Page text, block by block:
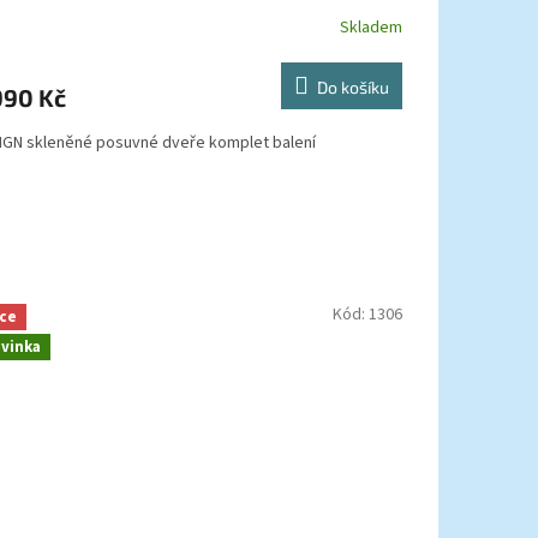
Skladem
Kč Do košíku
skleněné posuvné dveře komplet balení
Kód: 1306